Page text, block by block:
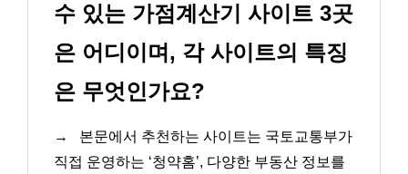
수 있는 가점계산기 사이트 3곳
은 어디이며, 각 사이트의 특징
은 무엇인가요?
→
본문에서 추천하는 사이트는 국토교통부가
직접 운영하는 ‘청약홈’, 다양한 부동산 정보를